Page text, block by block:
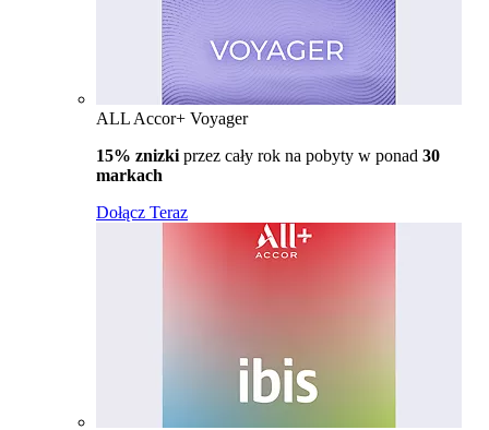
ALL Accor+ Voyager
15% znizki przez cały rok na pobyty w ponad 30
markach
Dołącz Teraz